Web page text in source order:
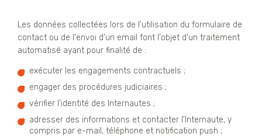
Les données collectées lors de l'utilisation du formulaire de
contact ou de l'envoi d'un email font l'objet d'un traitement
automatisé ayant pour finalité de :
exécuter les engagements contractuels ;
engager des procédures judiciaires ;
vérifier l'identité des Internautes ;
adresser des informations et contacter l'Internaute, y
compris par e-mail, téléphone et notification push ;